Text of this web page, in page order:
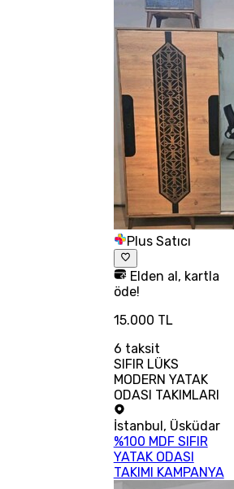
Plus Satıcı
Elden al, kartla
öde!
15.000 TL
6 taksit
SIFIR LÜKS
MODERN YATAK
ODASI TAKIMLARI
İstanbul, Üsküdar
%100 MDF SIFIR
YATAK ODASI
TAKIMI KAMPANYA